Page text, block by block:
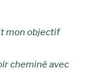
mon objectif
cheminé avec